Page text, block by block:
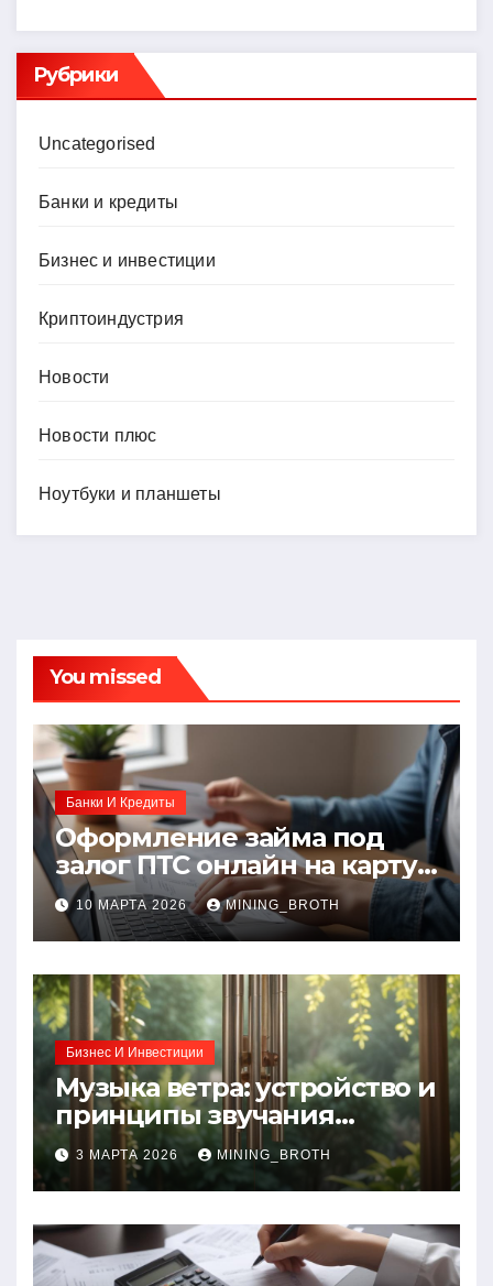
Рубрики
Uncategorised
Банки и кредиты
Бизнес и инвестиции
Криптоиндустрия
Новости
Новости плюс
Ноутбуки и планшеты
You missed
Банки И Кредиты
Оформление займа под
залог ПТС онлайн на карту
без визита в офис: порядок,
требования и документы
10 МАРТА 2026 MINING_BROTH
Бизнес И Инвестиции
Музыка ветра: устройство и
принципы звучания
колокольчиков
3 МАРТА 2026 MINING_BROTH